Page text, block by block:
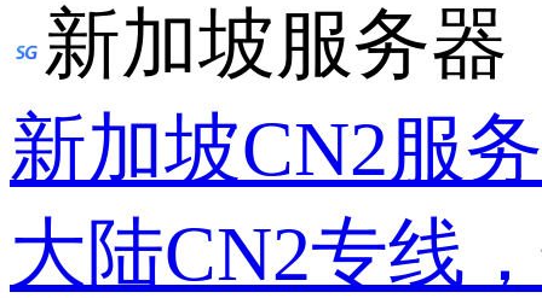
新加坡服务器
新加坡CN2服
大陆CN2专线